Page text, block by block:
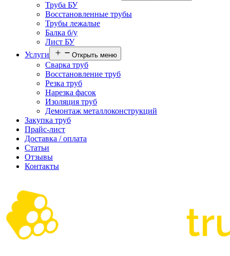
Труба БУ
Восстановленные трубы
Трубы лежалые
Балка б/у
Лист БУ
Услуги
Открыть меню
Сварка труб
Восстановление труб
Резка труб
Нарезка фасок
Изоляция труб
Демонтаж металлоконструкций
Закупка труб
Прайс-лист
Доставка / оплата
Статьи
Отзывы
Контакты